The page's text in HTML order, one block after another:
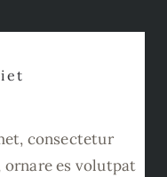
consectetur
ornare es volutpat